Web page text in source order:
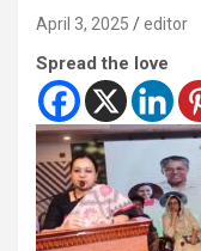
April 3, 2025 editor
Spread the love